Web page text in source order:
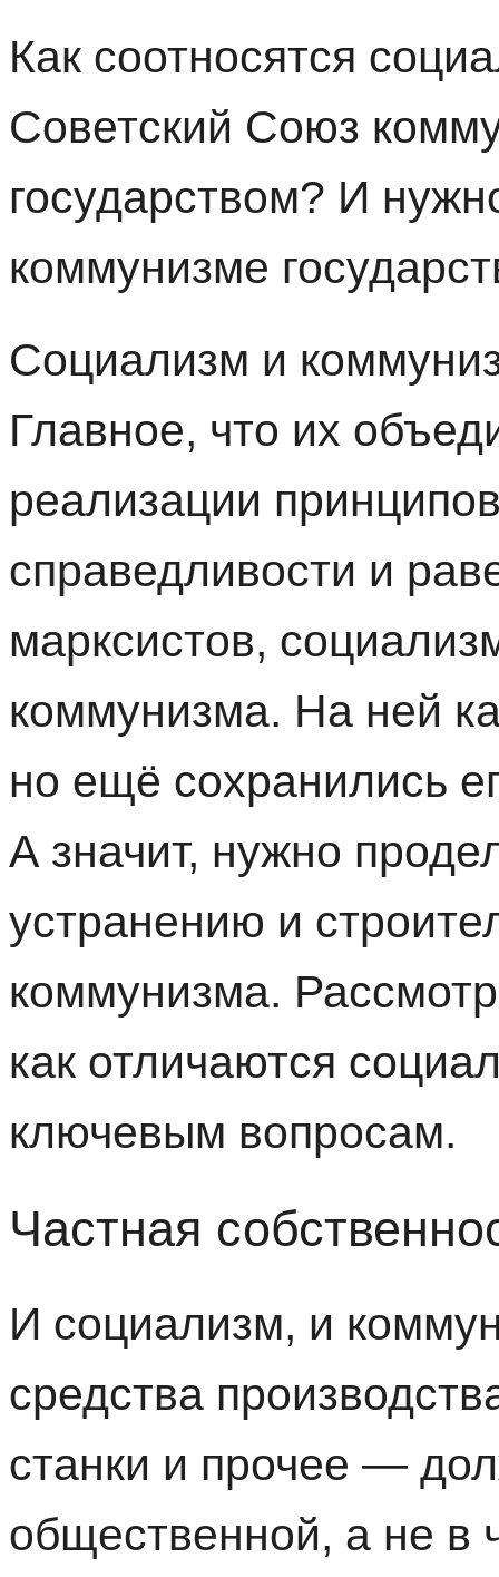
Как соотносятся
Советский Союз
государством? И
коммунизме
Социализм и
Главное, что их
реализации
справедливости и
марксистов,
коммунизма. На ней
но ещё сохранились
А значит, нужно
устранению и
коммунизма.
как отличаются
ключевым вопросам.
Частная
И социализм, и
средства
станки и прочее —
общественной, а не в